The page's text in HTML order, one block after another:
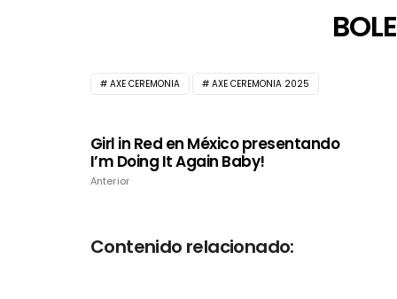
AXE CEREMONIA AXE CEREMONIA 2025
Girl in Red en México presentando
I’m Doing It Again Baby!
Anterior
Contenido relacionado: